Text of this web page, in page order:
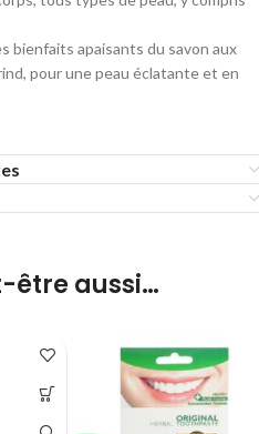
bienfaits apaisants du savon aux
pour une peau éclatante et en
être aussi…